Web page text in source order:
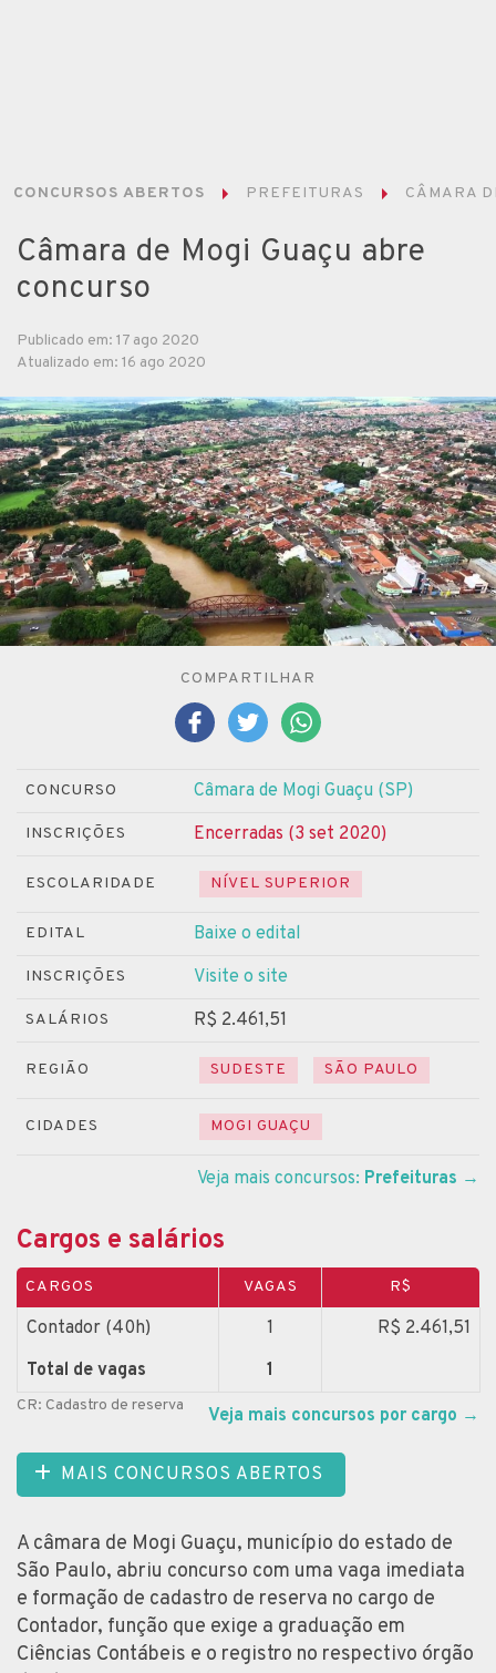
CONCURSOS ABERTOS PREFEITURAS CÂMARA
Câmara de Mogi Guaçu abre
concurso
Publicado em: 17 ago 2020
Atualizado em: 16 ago 2020
COMPARTILHAR
CONCURSO Câmara de Mogi Guaçu (SP)
INSCRIÇÕES Encerradas (3 set 2020)
ESCOLARIDADE NÍVEL SUPERIOR
EDITAL Baixe o edital
INSCRIÇÕES Visite o site
SALÁRIOS R$ 2.461,51
REGIÃO SUDESTE SÃO PAULO
CIDADES MOGI GUAÇU
Veja mais concursos: Prefeituras →
Cargos e salários
CARGOS VAGAS R$
Contador (40h) 1
R$ 2.461,51
Total de vagas
1
CR: Cadastro de reserva Veja mais concursos por cargo →
MAIS CONCURSOS ABERTOS
A câmara de Mogi Guaçu, município do estado de
São Paulo, abriu concurso com uma vaga imediata
e formação de cadastro de reserva no cargo de
Contador, função que exige a graduação em
Ciências Contábeis e o registro no respectivo órgão